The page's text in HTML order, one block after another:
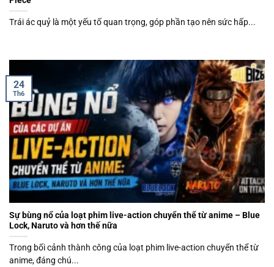
Trái ác quỷ là một yếu tố quan trọng, góp phần tạo nên sức hấp...
Sự bùng nổ của loạt phim live-action chuyển thể từ anime – Blue
Lock, Naruto và hơn thế nữa
Trong bối cảnh thành công của loạt phim live-action chuyển thể từ
anime, đáng chú...
24
Th6